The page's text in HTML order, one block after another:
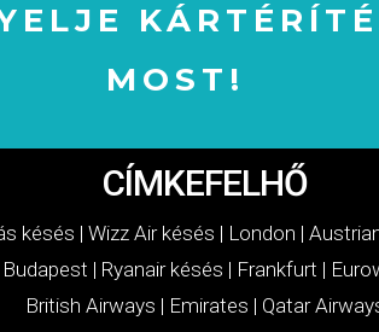
MOST!
CÍMKEFELHŐ
késés | Wizz Air késés | London |
Budapest | Ryanair késés | Frankfurt |
British Airways | Emirates | Qatar